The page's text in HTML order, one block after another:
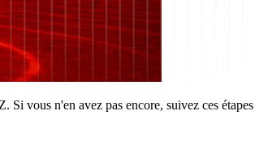
vous n'en avez pas encore, suivez ces